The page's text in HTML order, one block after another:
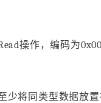
操作，编码为
少将同类型数据放